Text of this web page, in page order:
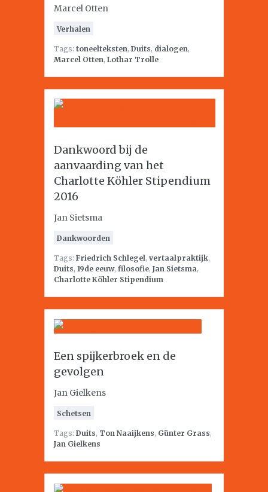
Marcel Otten
Verhalen
Tags: toneelteksten, Duits, dialogen,
Marcel Otten, Lothar Trolle
Dankwoord bij de
aanvaarding van het
Charlotte Köhler Stipendium
2016
Jan Sietsma
Dankwoorden
Tags: Friedrich Schlegel, vertaalpraktijk,
Duits, 19de eeuw, filosofie, Jan Sietsma,
Charlotte Köhler Stipendium
Een spijkerbroek en de
gevolgen
Jan Gielkens
Schetsen
Tags: Duits, Ton Naaijkens, Günter Grass,
Jan Gielkens